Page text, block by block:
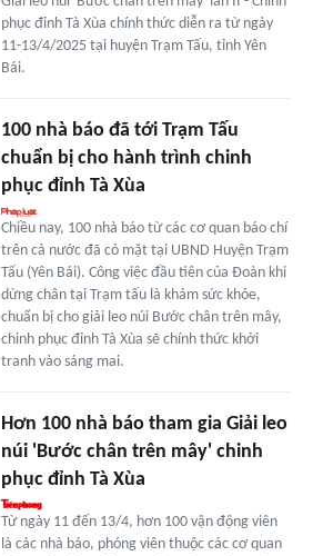
phục đỉnh Tà Xùa chính thức diễn ra từ ngày
11-13/4/2025 tại huyện Trạm Tấu, tỉnh Yên
Bái.
100 nhà báo đã tới Trạm Tấu
chuẩn bị cho hành trình chinh
phục đỉnh Tà Xùa
Chiều nay, 100 nhà báo từ các cơ quan báo chí
trên cả nước đã có mặt tại UBND Huyện Trạm
Tấu (Yên Bái). Công việc đầu tiên của Đoàn khi
dừng chân tại Trạm tấu là khám sức khỏe,
chuẩn bị cho giải leo núi Bước chân trên mây,
chinh phục đỉnh Tà Xùa sẽ chính thức khởi
tranh vào sáng mai.
Hơn 100 nhà báo tham gia Giải leo
núi 'Bước chân trên mây' chinh
phục đỉnh Tà Xùa
Từ ngày 11 đến 13/4, hơn 100 vận động viên
là các nhà báo, phóng viên thuộc các cơ quan